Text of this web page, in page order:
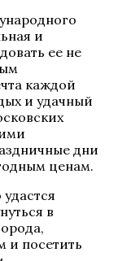
и
ее не
каждой
и удачный
дни
ценам.
в
и посетить